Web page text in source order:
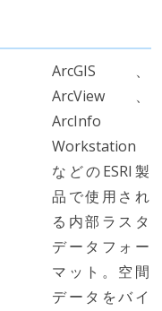
ArcGIS、
ArcView、
ArcInfo
Workstation
などのESRI製
品で使用され
る内部ラスタ
データフォー
マット。空間
データをバイ